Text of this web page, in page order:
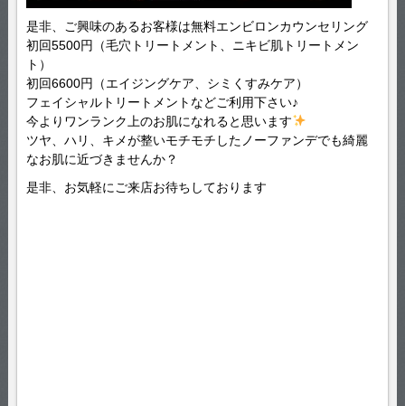
是非、ご興味のあるお客様は無料エンビロンカウンセリング
初回5500円（毛穴トリートメント、ニキビ肌トリートメン
ト）
初回6600円（エイジングケア、シミくすみケア）
フェイシャルトリートメントなどご利用下さい♪
今よりワンランク上のお肌になれると思います
ツヤ、ハリ、キメが整いモチモチしたノーファンデでも綺麗
なお肌に近づきませんか？
是非、お気軽にご来店お待ちしております